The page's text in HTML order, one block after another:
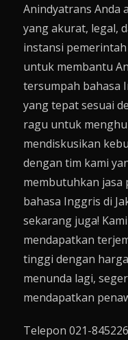
Anindyatrans Anda
yang akurat, legal,
instansi
untuk membantu
tersumpah bahasa
yang tepat sesuai
ragu untuk
mendiskusikan
dengan tim kami
membutuhkan jasa
bahasa Inggris di
sekarang juga!
mendapatkan
tinggi dengan
menunda lagi,
mendapatkan
Telepon 021-